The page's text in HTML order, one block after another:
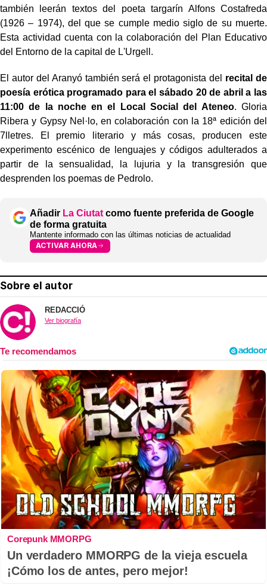
también leerán textos del poeta targarín Alfons Costafreda
(1926 – 1974), del que se cumple medio siglo de su muerte.
Esta actividad cuenta con la colaboración del Plan Educativo
del Entorno de la capital de L'Urgell.
El autor del Aranyó también será el protagonista del recital de
poesía erótica programado para el sábado 20 de abril a las
11:00 de la noche en el Local Social del Ateneo. Gloria
Ribera y Gypsy Nel·lo, en colaboración con la 18ª edición del
7lletres. El premio literario y más cosas, producen este
experimento escénico de lenguajes y códigos adulterados a
partir de la sensualidad, la lujuria y la transgresión que
desprenden los poemas de Pedrolo.
Añadir La Ciutat como fuente preferida de Google
de forma gratuita
Mantente informado con las últimas noticias de actualidad
ACTIVAR AHORA
Sobre el autor
REDACCIÓ
Ver biografía
Corepunk MMORPG
Un verdadero MMORPG de la vieja escuela
¡Cómo los de antes, pero mejor!